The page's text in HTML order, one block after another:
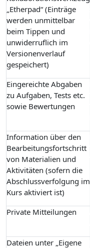
„Etherpad“ (Einträge
werden unmittelbar
beim Tippen und
unwiderruflich im
Versionenverlauf
gespeichert)
Eingereichte Abgaben
zu Aufgaben, Tests etc.
sowie Bewertungen
Information über den
Bearbeitungsfortschritt
von Materialien und
Aktivitäten (sofern die
Abschlussverfolgung im
Kurs aktiviert ist)
Private Mitteilungen
Dateien unter „Eigene